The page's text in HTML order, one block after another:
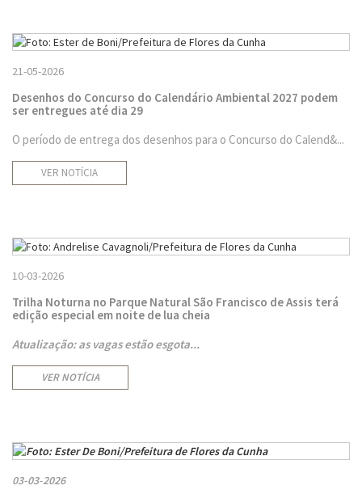
21-05-2026
Desenhos do Concurso do Calendário Ambiental 2027 podem
ser entregues até dia 29
O período de entrega dos desenhos para o Concurso do Calend&...
VER NOTÍCIA
10-03-2026
Trilha Noturna no Parque Natural São Francisco de Assis terá
edição especial em noite de lua cheia
Atualização: as vagas estão esgota...
VER NOTÍCIA
03-03-2026